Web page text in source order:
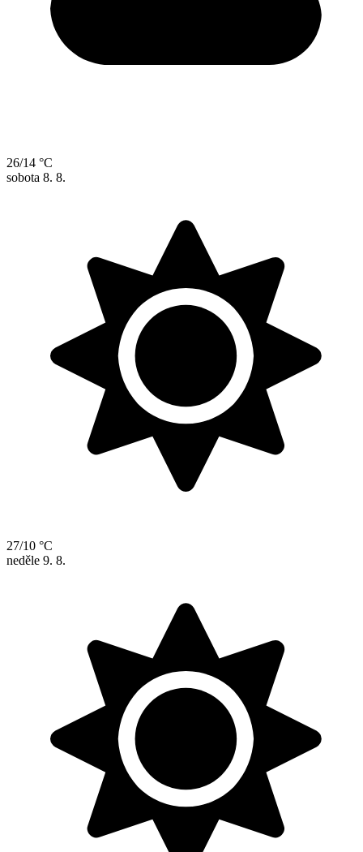
26/14 °C
sobota 8. 8.
27/10 °C
neděle 9. 8.